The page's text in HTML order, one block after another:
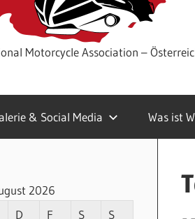
Motorcycle Association –
& Social Media Was ist
2026
D F S
S